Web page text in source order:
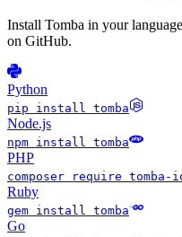
Install Tomba in your
on GitHub.
Python
pip install tomba
Node.js
npm install tomba
PHP
composer require tomba-
Ruby
gem install tomba
Go